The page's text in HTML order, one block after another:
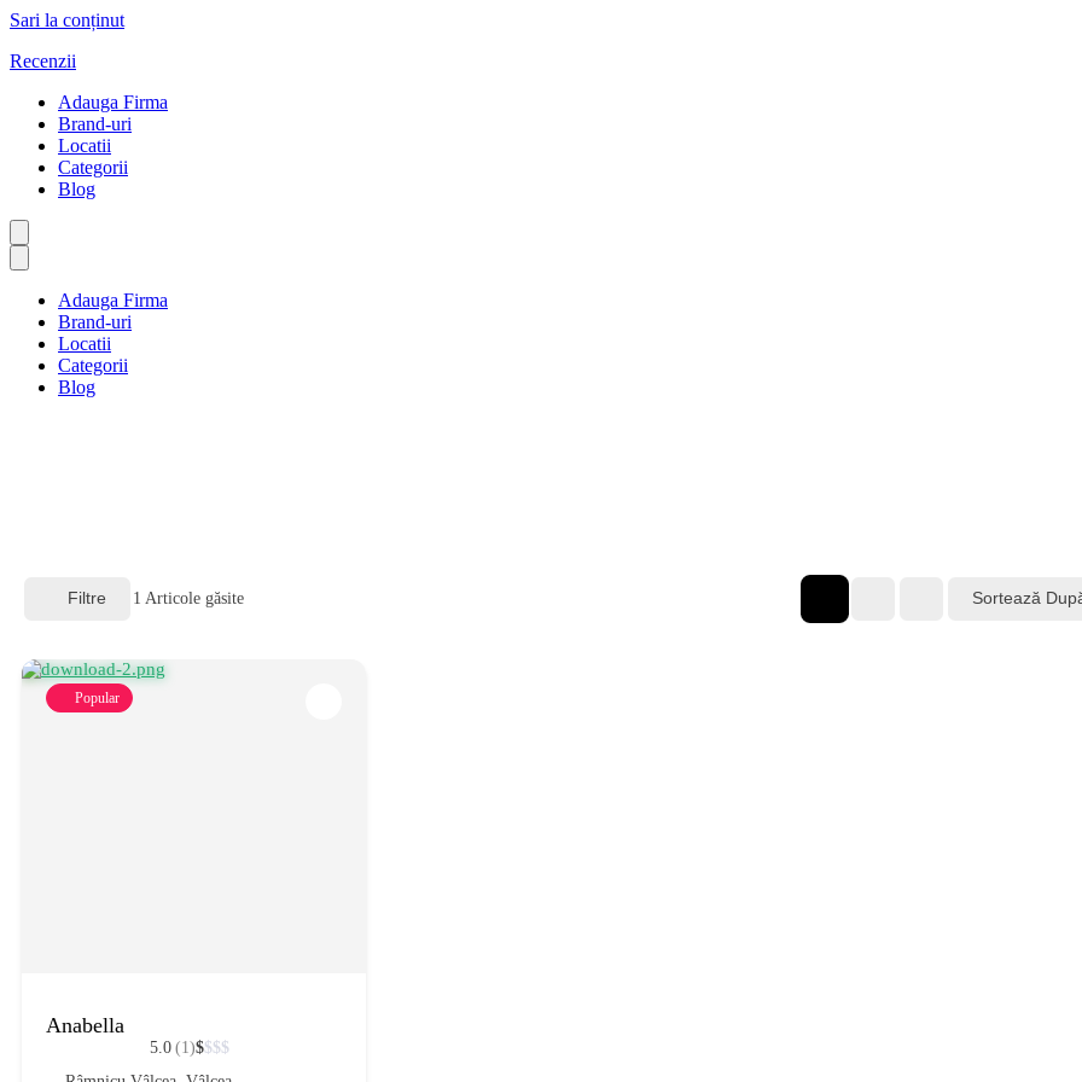
Sari la conținut
Recenzii
Adauga Firma
Brand-uri
Locatii
Categorii
Blog
Adauga Firma
Brand-uri
Locatii
Categorii
Blog
Filtre 1 Articole găsite Sortează
Popular
Anabella
5.0 (1)$$$$